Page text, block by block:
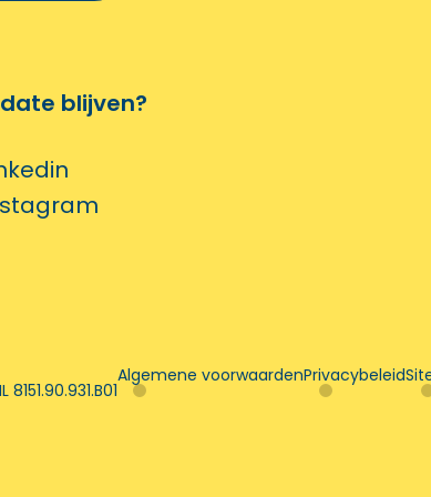
blijven?
8151.90.931.B01
Algemene voorwaardenPrivacybeleid